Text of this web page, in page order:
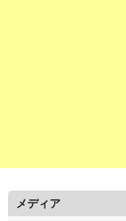
メディア